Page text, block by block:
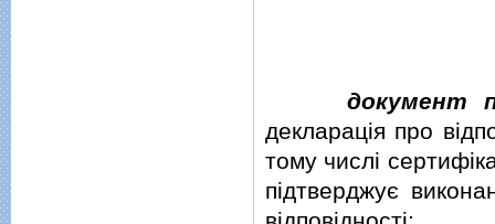
документ
декларацiя про
тому числi
пiдтверджує